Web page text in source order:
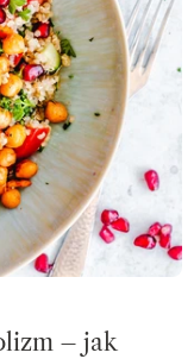
– jak